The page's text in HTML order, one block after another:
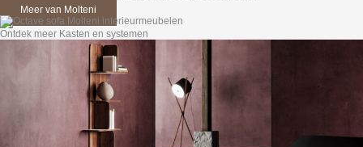
Meer van Molteni
Ontdek meer Kasten en systemen